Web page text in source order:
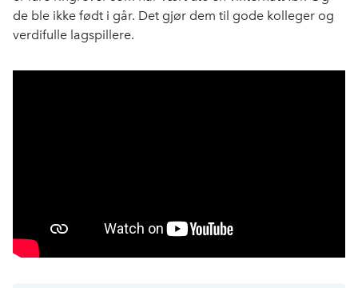
de ble ikke født i går. Det gjør dem til gode kolleger og
verdifulle lagspillere.